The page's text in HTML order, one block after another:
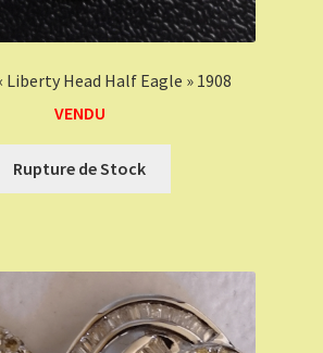
Liberty Head Half Eagle » 1908
VENDU
Rupture de Stock